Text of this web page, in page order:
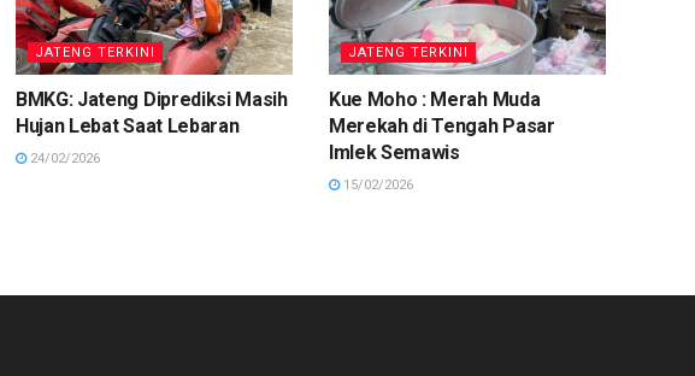
JATENG TERKINI
BMKG: Jateng Diprediksi Masih
Hujan Lebat Saat Lebaran
24/02/2026
JATENG TERKINI
Kue Moho : Merah Muda
Merekah di Tengah Pasar
Imlek Semawis
15/02/2026